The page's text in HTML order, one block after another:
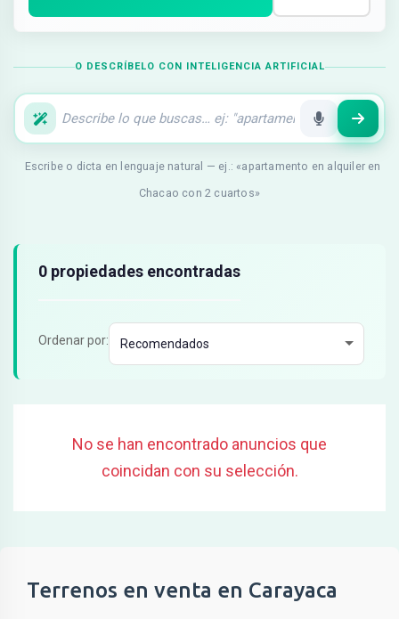
O DESCRÍBELO CON INTELIGENCIA ARTIFICIAL
Escribe o dicta en lenguaje natural — ej.: «apartamento en alquiler en
Chacao con 2 cuartos»
Resultados de búsqueda
0 propiedades encontradas
Ordenar por:
No se han encontrado anuncios que
coincidan con su selección.
Terrenos en venta en Carayaca